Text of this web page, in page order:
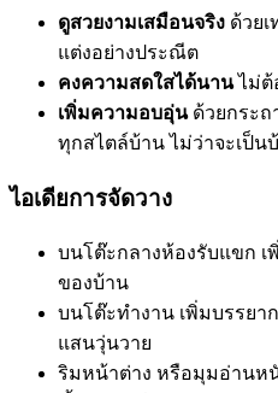
ดูสวยงามเสมือนจริง ด้วย
แต่งอย่างประณีต
คงความสดใสได้นานไม่ต้
เพิ่มความอบอุ่นด้วยกระถ
ทุกสไตล์บ้าน ไม่ว่าจะเป็
ไอเดียการจัดวาง
บนโต๊ะกลางห้องรับแขก
ของบ้าน
บนโต๊ะทำงาน เพิ่มบรรย
แสนวุ่นวาย
ริมหน้าต่าง หรือมุมอ่านห